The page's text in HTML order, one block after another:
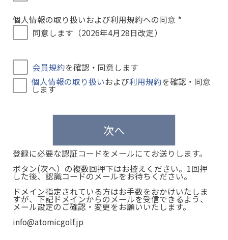
個人情報の取り扱いおよび利用規約への同意
同意します（2026年4月28日改定）
会員規約を確認・同意します
個人情報の取り扱いおよび利用規約を確認・同意
します
次へ
登録に必要な認証コードをメールにてお送りします。
ボタン(次へ）の複数回押下はお控えください。1回押
した後、認識コードのメールをお待ちください。
ドメイン指定されている方はお手数をおかけいたしま
すが、下記ドメインからのメールを受信できるよう、
メール設定のご確認・変更をお願いいたします。
info@atomicgolf.jp